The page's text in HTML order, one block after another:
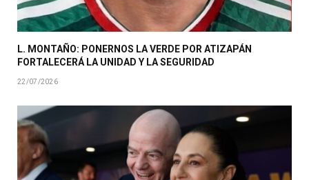
L. MONTAÑO: PONERNOS LA VERDE POR ATIZAPÁN
FORTALECERÁ LA UNIDAD Y LA SEGURIDAD
22/07/2026